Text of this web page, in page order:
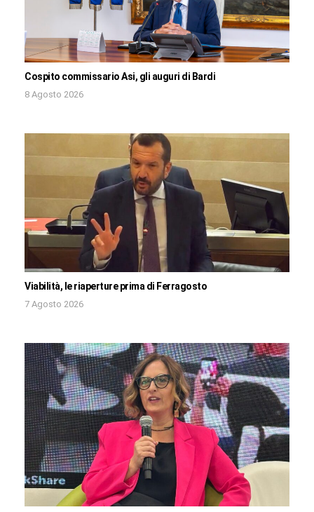
Cospito commissario Asi, gli auguri di Bardi
8 Agosto 2026
Viabilità, le riaperture prima di Ferragosto
7 Agosto 2026